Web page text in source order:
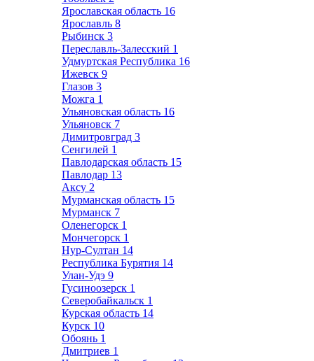
Ярославская область 16
Ярославль 8
Рыбинск 3
Переславль-Залесский 1
Удмуртская Республика 16
Ижевск 9
Глазов 3
Можга 1
Ульяновская область 16
Ульяновск 7
Димитровград 3
Сенгилей 1
Павлодарская область 15
Павлодар 13
Аксу 2
Мурманская область 15
Мурманск 7
Оленегорск 1
Мончегорск 1
Нур-Султан 14
Республика Бурятия 14
Улан-Удэ 9
Гусиноозерск 1
Северобайкальск 1
Курская область 14
Курск 10
Обоянь 1
Дмитриев 1